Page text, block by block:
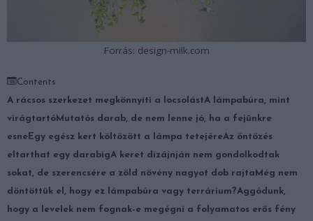
Forrás: design-milk.com
Contents
A rácsos szerkezet megkönnyíti a locsolástA lámpabúra, mint
virágtartóMutatós darab, de nem lenne jó, ha a fejünkre
esne Egy egész kert költözött a lámpa tetejéreAz öntözés
eltarthat egy darabigA keret dizájnján nem gondolkodtak
sokat, de szerencsére a zöld növény nagyot dob rajta Még nem
döntöttük el, hogy ez lámpabúra vagy terrárium?Aggódunk,
hogy a levelek nem fognak-e megégni a folyamatos erős fény